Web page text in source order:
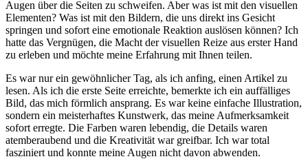
Augen⁤ über die Seiten zu schweifen. Aber⁤ was ist mit den visuellen
Elementen? Was ist mit den Bildern, die uns direkt ins Gesicht
springen und sofort eine emotionale Reaktion auslösen können? ⁢Ich​
hatte das Vergnügen, die Macht der visuellen Reize aus erster Hand
zu erleben und möchte meine ‌Erfahrung mit ⁣Ihnen teilen.
Es​ war nur⁢ ein ‌gewöhnlicher Tag,⁢ als ich anfing, einen Artikel zu
‌lesen. Als ich die‌ erste Seite‍ erreichte, ‍bemerkte ich‍ ein auffälliges
Bild, das mich ⁢förmlich ansprang. Es ​war keine einfache Illustration,
sondern ein meisterhaftes Kunstwerk,⁢ das meine ⁤Aufmerksamkeit​
sofort ‍erregte. Die Farben​ waren lebendig, die Details ⁤waren
atemberaubend‍ und die Kreativität‌ war greifbar. Ich war total
fasziniert⁢ und konnte meine Augen nicht davon ⁣abwenden.